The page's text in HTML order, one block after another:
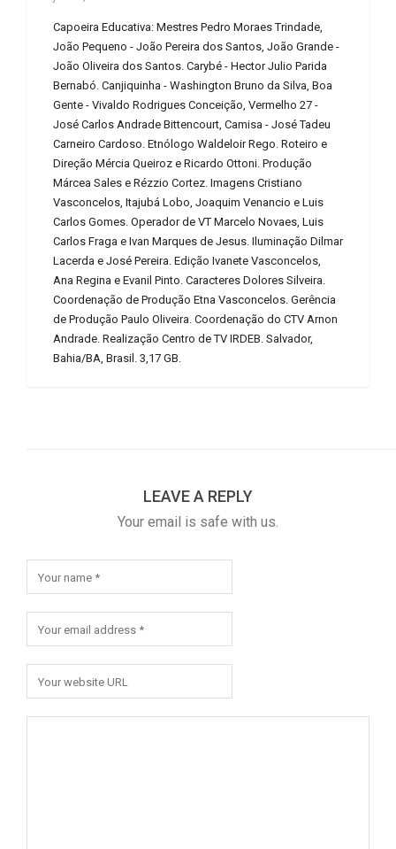
Capoeira Educativa: Mestres Pedro Moraes Trindade,
João Pequeno - João Pereira dos Santos, João Grande -
João Oliveira dos Santos. Carybé - Hector Julio Parida
Bernabó. Canjiquinha - Washington Bruno da Silva, Boa
Gente - Vivaldo Rodrigues Conceição, Vermelho 27 -
José Carlos Andrade Bittencourt, Camisa - José Tadeu
Carneiro Cardoso. Etnólogo Waldeloir Rego. Roteiro e
Direção Mércia Queiroz e Ricardo Ottoni. Produção
Márcea Sales e Rézzio Cortez. Imagens Cristiano
Vasconcelos, Itajubá Lobo, Joaquim Venancio e Luis
Carlos Gomes. Operador de VT Marcelo Novaes, Luis
Carlos Fraga e Ivan Marques de Jesus. Iluminação Dilmar
Lacerda e José Pereira. Edição Ivanete Vasconcelos,
Ana Regina e Evanil Pinto. Caracteres Dolores Silveira.
Coordenação de Produção Etna Vasconcelos. Gerência
de Produção Paulo Oliveira. Coordenação do CTV Arnon
Andrade. Realização Centro de TV IRDEB. Salvador,
Bahia/BA, Brasil. 3,17 GB.
LEAVE A REPLY
Your email is safe with us.